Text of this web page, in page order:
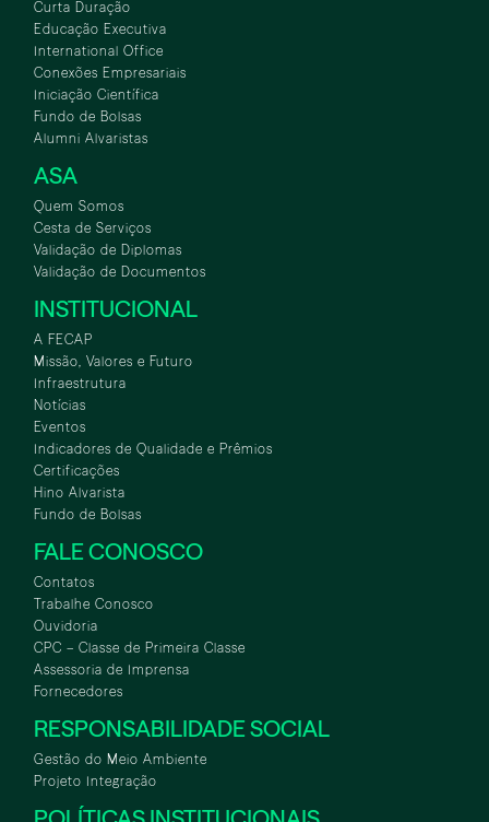
Curta Duração
Educação Executiva
International Office
Conexões Empresariais
Iniciação Científica
Fundo de Bolsas
Alumni Alvaristas
ASA
Quem Somos
Cesta de Serviços
Validação de Diplomas
Validação de Documentos
INSTITUCIONAL
A FECAP
Missão, Valores e Futuro
Infraestrutura
Notícias
Eventos
Indicadores de Qualidade e Prêmios
Certificações
Hino Alvarista
Fundo de Bolsas
FALE CONOSCO
Contatos
Trabalhe Conosco
Ouvidoria
CPC – Classe de Primeira Classe
Assessoria de Imprensa
Fornecedores
RESPONSABILIDADE SOCIAL
Gestão do Meio Ambiente
Projeto Integração